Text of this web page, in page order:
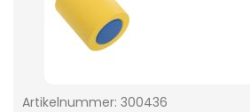
Artikelnummer: 300436